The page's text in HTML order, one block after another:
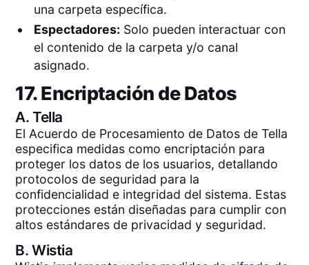
una carpeta específica.
Espectadores: Solo pueden interactuar con
el contenido de la carpeta y/o canal
asignado.
17. Encriptación de Datos
A.Tella
El Acuerdo de Procesamiento de Datos de Tella
especifica medidas como encriptación para
proteger los datos de los usuarios, detallando
protocolos de seguridad para la
confidencialidad e integridad del sistema. Estas
protecciones están diseñadas para cumplir con
altos estándares de privacidad y seguridad.
B.Wistia